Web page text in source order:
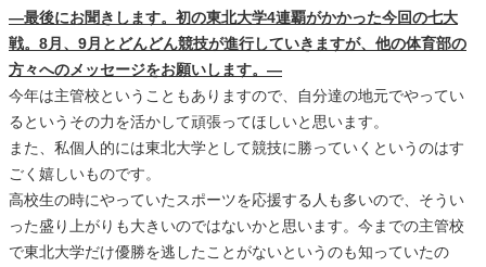
―最後にお聞きします。初の東北大学4連覇がかかった今回の七大
戦。8月、9月とどんどん競技が進行していきますが、他の体育部の
方々へのメッセージをお願いします。―
今年は主管校ということもありますので、自分達の地元でやってい
るというその力を活かして頑張ってほしいと思います。
また、私個人的には東北大学として競技に勝っていくというのはす
ごく嬉しいものです。
高校生の時にやっていたスポーツを応援する人も多いので、そうい
った盛り上がりも大きいのではないかと思います。今までの主管校
で東北大学だけ優勝を逃したことがないというのも知っていたの